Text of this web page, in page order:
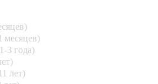
месяцев)
3 года)
лет)